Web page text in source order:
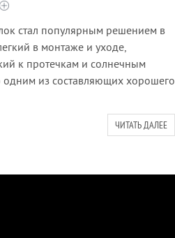
стал популярным решением в
в монтаже и уходе,
к протечкам и солнечным
одним из составляющих хорошего
ЧИТАТЬ ДАЛЕЕ